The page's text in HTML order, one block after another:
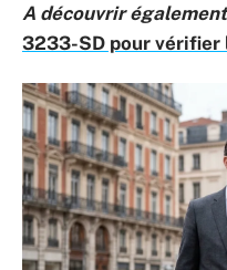
A découvrir
3233-SD pour vérifier